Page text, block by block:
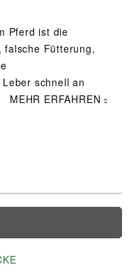
Pferd ist die
falsche Fütterung,
schnell an
MEHR ERFAHREN